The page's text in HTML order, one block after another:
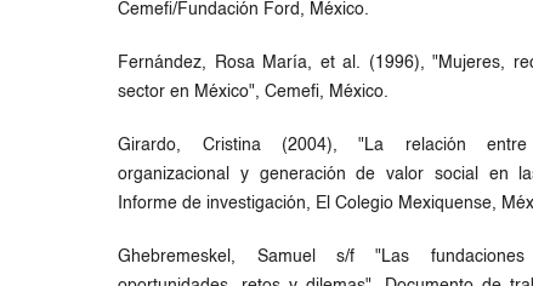
Cemefi/Fundación Ford, México.
Fernández, Rosa María, et al. (1996), "Mujeres,
sector en México", Cemefi, México.
Girardo, Cristina (2004), "La relación entre
organizacional y generación de valor social en
Informe de investigación, El Colegio Mexiquense,
Ghebremeskel, Samuel s/f "Las